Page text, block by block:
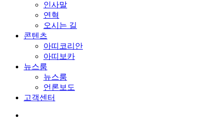
인사말
연혁
오시는 길
콘텐츠
아띠코리안
아띠보카
뉴스룸
뉴스룸
언론보도
고객센터